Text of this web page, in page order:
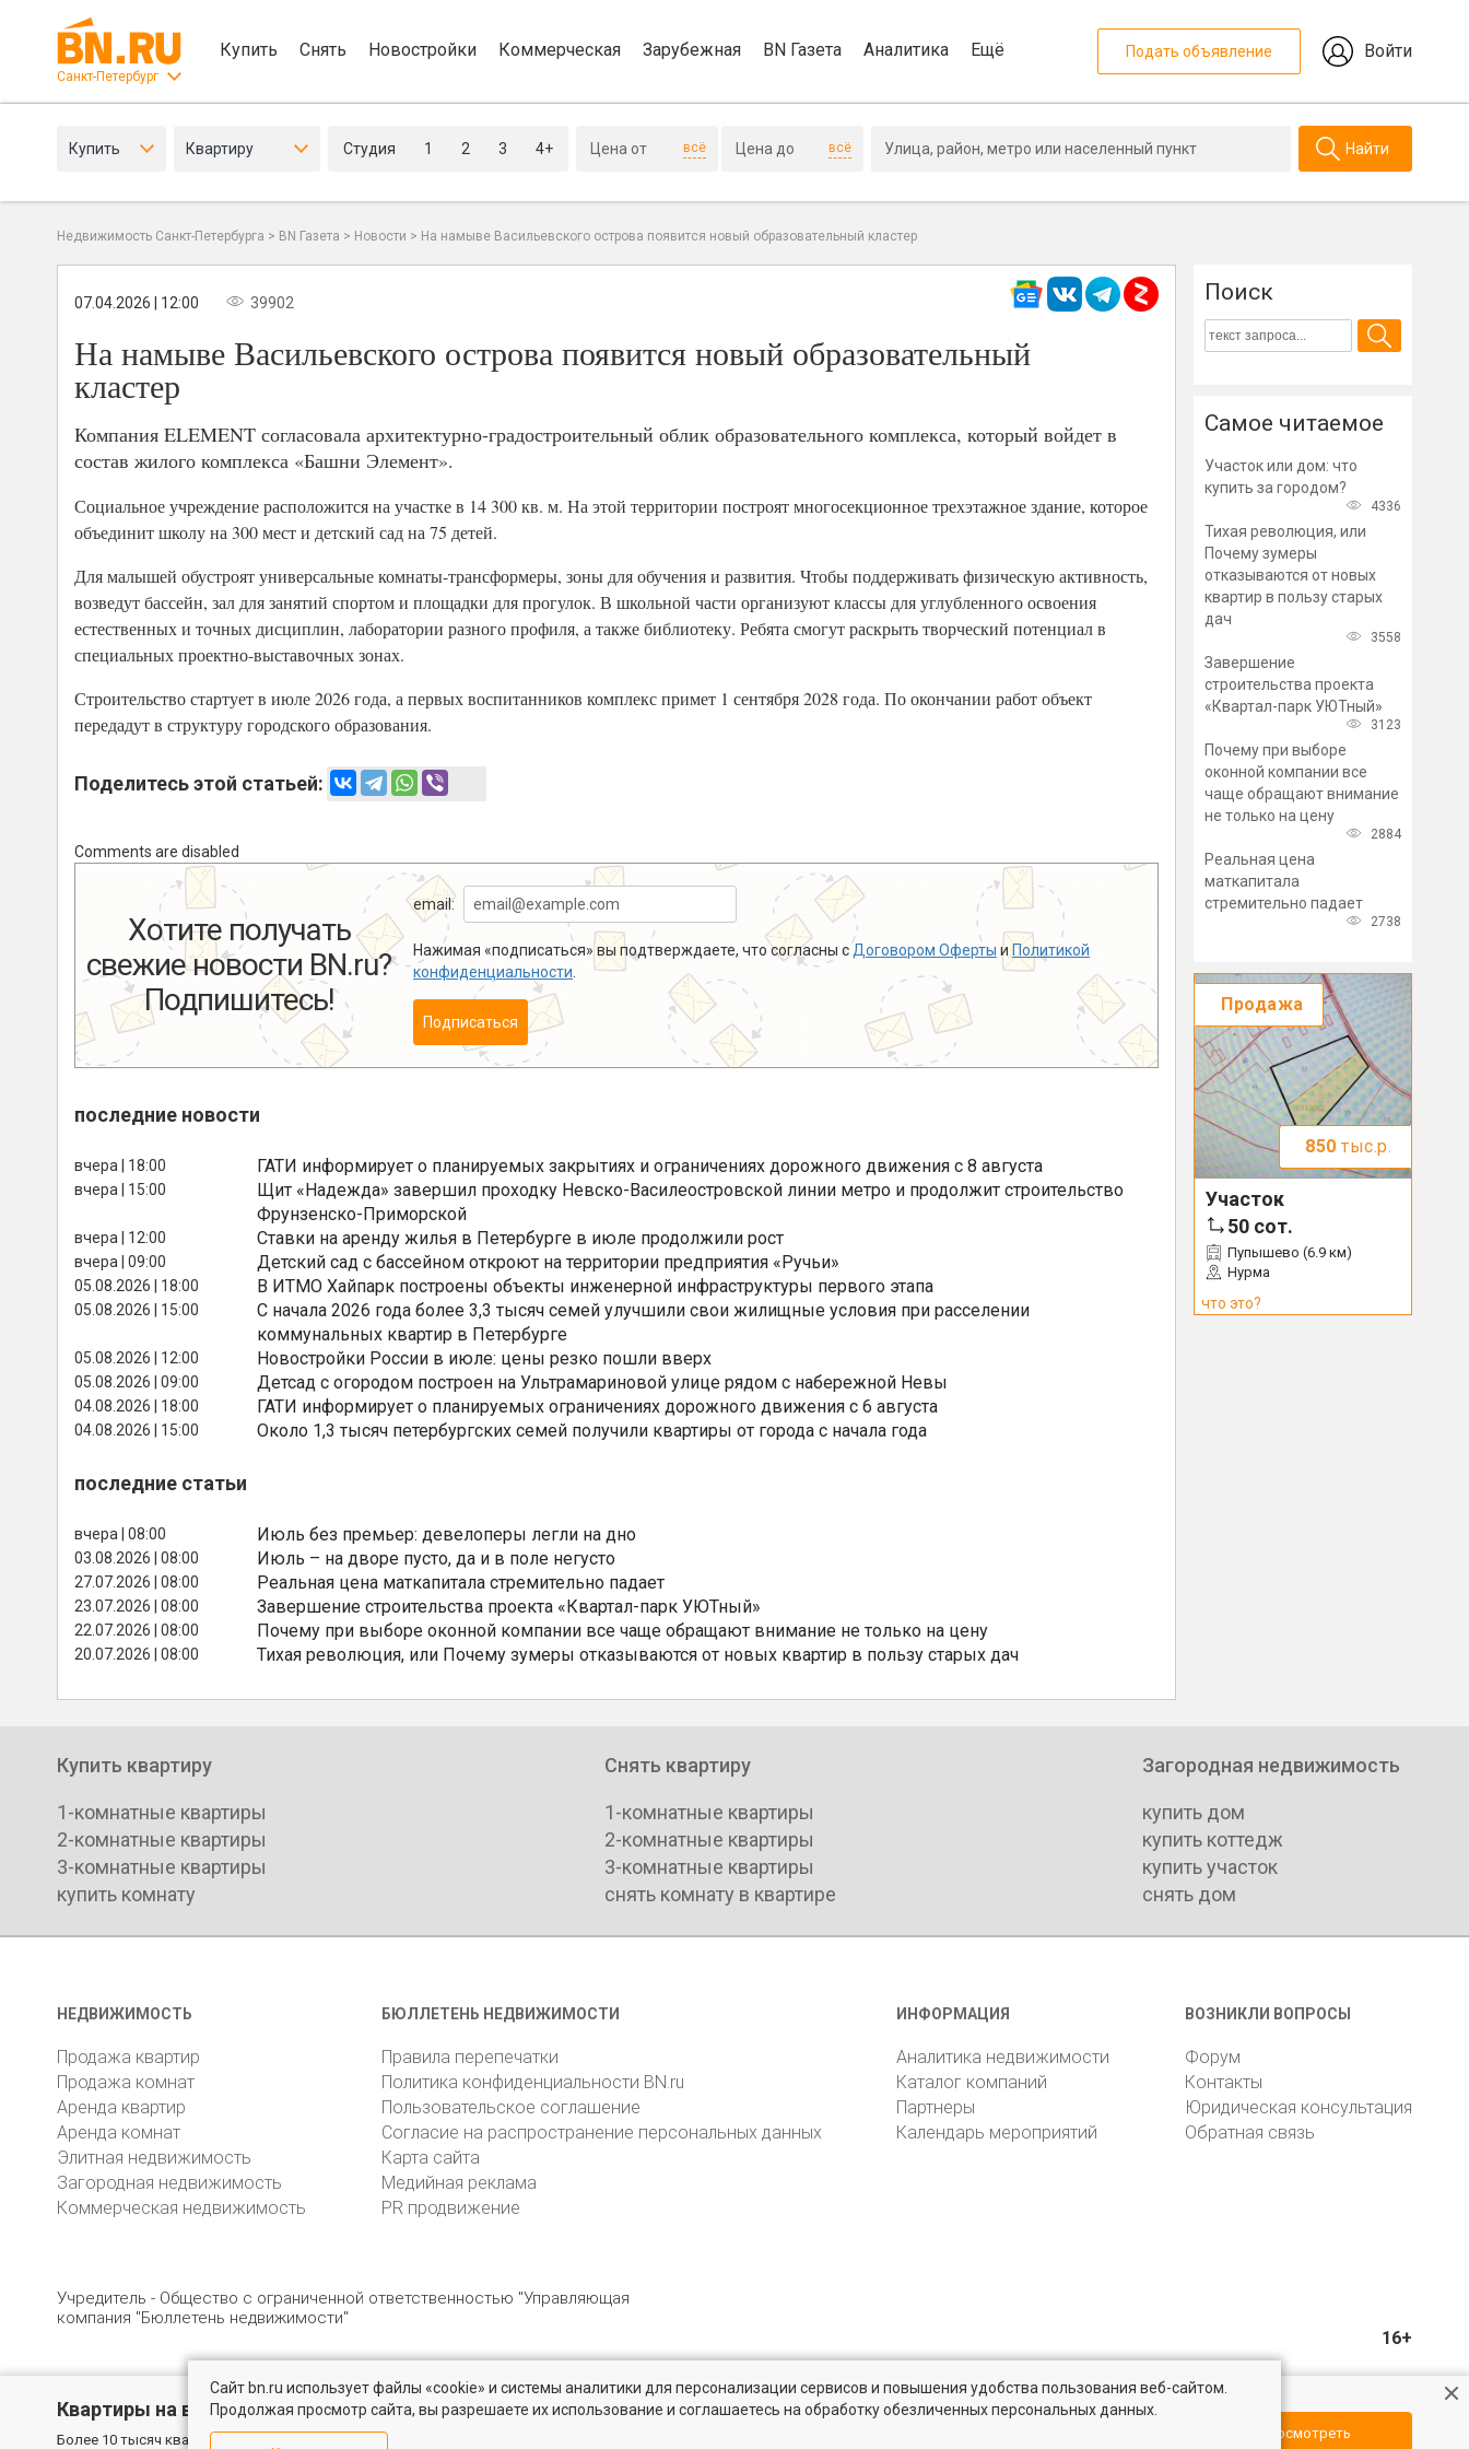
Санкт-Петербург
Купить Снять Новостройки Коммерческая Зарубежная BN Газета Аналитика Ещё Подать объявление Войти
Купить Квартиру Студия 1 2 3 4+ всё всё Найти
Недвижимость Санкт-Петербурга > BN Газета > Новости > На намыве Васильевского острова появится новый образовательный кластер
07.04.2026 | 12:00 39902
На намыве Васильевского острова появится новый образовательный
кластер
Компания ELEMENT согласовала архитектурно-градостроительный облик образовательного комплекса, который войдет в
состав жилого комплекса «Башни Элемент».
Социальное учреждение расположится на участке в 14 300 кв. м. На этой территории построят многосекционное трехэтажное здание, которое
объединит школу на 300 мест и детский сад на 75 детей.
Для малышей обустроят универсальные комнаты-трансформеры, зоны для обучения и развития. Чтобы поддерживать физическую активность,
возведут бассейн, зал для занятий спортом и площадки для прогулок. В школьной части организуют классы для углубленного освоения
естественных и точных дисциплин, лаборатории разного профиля, а также библиотеку. Ребята смогут раскрыть творческий потенциал в
специальных проектно-выставочных зонах.
Строительство стартует в июле 2026 года, а первых воспитанников комплекс примет 1 сентября 2028 года. По окончании работ объект
передадут в структуру городского образования.
Квартиры на вторичном рынке
Более 10 тысяч квартир в Санкт-Петербурге и области от собственников и агентств недвижимости Посмотреть
Поделитесь этой статьей:
Comments are disabled
Хотите получать
свежие новости BN.ru?
Подпишитесь!
email:
Нажимая «подписаться» вы подтверждаете, что согласны с Договором Оферты и Политикой
конфиденциальности
Подписаться
последние новости
вчера | 18:00 ГАТИ информирует о планируемых закрытиях и ограничениях дорожного движения с 8 августа
вчера | 15:00
Щит «Надежда» завершил проходку Невско-Василеостровской линии метро и продолжит строительство
Фрунзенско-Приморской
вчера | 12:00 Ставки на аренду жилья в Петербурге в июле продолжили рост
вчера | 09:00 Детский сад с бассейном откроют на территории предприятия «Ручьи»
05.08.2026 | 18:00 В ИТМО Хайпарк построены объекты инженерной инфраструктуры первого этапа
05.08.2026 | 15:00
С начала 2026 года более 3,3 тысяч семей улучшили свои жилищные условия при расселении
коммунальных квартир в Петербурге
05.08.2026 | 12:00 Новостройки России в июле: цены резко пошли вверх
05.08.2026 | 09:00 Детсад с огородом построен на Ультрамариновой улице рядом с набережной Невы
04.08.2026 | 18:00 ГАТИ информирует о планируемых ограничениях дорожного движения с 6 августа
04.08.2026 | 15:00 Около 1,3 тысяч петербургских семей получили квартиры от города с начала года
последние статьи
вчера | 08:00 Июль без премьер: девелоперы легли на дно
03.08.2026 | 08:00 Июль – на дворе пусто, да и в поле негусто
27.07.2026 | 08:00 Реальная цена маткапитала стремительно падает
23.07.2026 | 08:00 Завершение строительства проекта «Квартал-парк УЮТный»
22.07.2026 | 08:00 Почему при выборе оконной компании все чаще обращают внимание не только на цену
20.07.2026 | 08:00 Тихая революция, или Почему зумеры отказываются от новых квартир в пользу старых дач
Поиск
Самое читаемое
Участок или дом: что
купить за городом?
4336
Тихая революция, или
Почему зумеры
отказываются от новых
квартир в пользу старых
дач
3558
Завершение
строительства проекта
«Квартал-парк УЮТный»
3123
Почему при выборе
оконной компании все
чаще обращают внимание
не только на цену
2884
Реальная цена
маткапитала
стремительно падает
2738
Продажа
850 тыс.р.
Участок
50 сот.
Пупышево (6.9 км)
Нурма
что это?
Купить квартиру
1-комнатные квартиры
2-комнатные квартиры
3-комнатные квартиры
купить комнату
Снять квартиру
1-комнатные квартиры
2-комнатные квартиры
3-комнатные квартиры
снять комнату в квартире
Загородная недвижимость
купить дом
купить коттедж
купить участок
снять дом
НЕДВИЖИМОСТЬ
Продажа квартир
Продажа комнат
Аренда квартир
Аренда комнат
Элитная недвижимость
Загородная недвижимость
Коммерческая недвижимость
БЮЛЛЕТЕНЬ НЕДВИЖИМОСТИ
Правила перепечатки
Политика конфиденциальности BN.ru
Пользовательское соглашение
Согласие на распространение персональных данных
Карта сайта
Медийная реклама
PR продвижение
ИНФОРМАЦИЯ
Аналитика недвижимости
Каталог компаний
Партнеры
Календарь мероприятий
ВОЗНИКЛИ ВОПРОСЫ
Форум
Контакты
Юридическая консультация
Обратная связь
Учредитель - Общество с ограниченной ответственностью "Управляющая
компания "Бюллетень недвижимости"
16+
© 2005 – 2026, ООО «УК «БН» 8 (812) 331-93-56 196105, Санкт-Петербург, пр. Юрия Гагарина, 1 reklama@bn.ru
Сайт bn.ru использует файлы «cookie» и системы аналитики для персонализации сервисов и повышения удобства пользования веб-сайтом.
Продолжая просмотр сайта, вы разрешаете их использование и соглашаетесь на обработку обезличенных персональных данных.